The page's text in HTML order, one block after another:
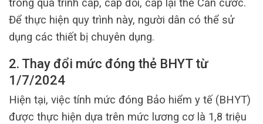
Để thực hiện quy trình này, người dân có thể sử
dụng các thiết bị chuyên dụng.
2. Thay đổi mức đóng thẻ BHYT từ
1/7/2024
Hiện tại, việc tính mức đóng Bảo hiểm y tế (BHYT)
được thực hiện dựa trên mức lương cơ là 1,8 triệu